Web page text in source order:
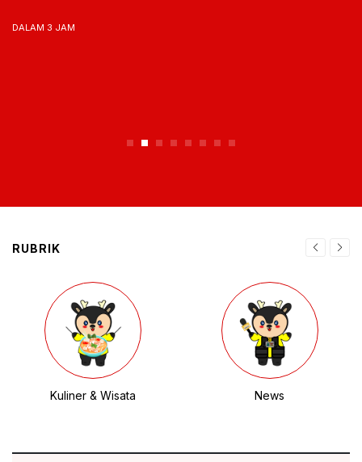
DALAM 3 JAM
RUBRIK
Kuliner & Wisata News